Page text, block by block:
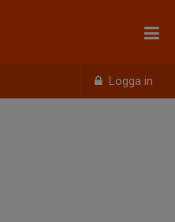
Logga in